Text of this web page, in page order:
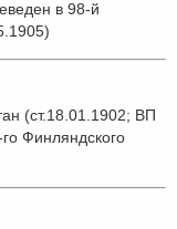
в 98-й
(ст.18.01.1902; ВП
Финляндского